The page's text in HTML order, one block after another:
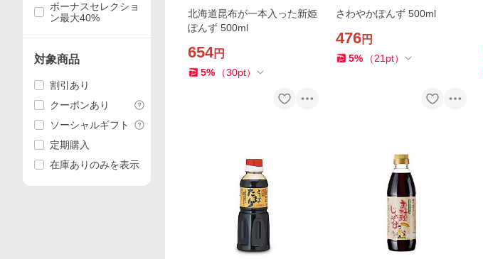
北海道昆布が一本入った新姫
ぽんず 500ml
654円
5% （30pt）
さわやかぽんず 500ml
476円
5% （21 pt）
ボーナスセレクショ
ン最大40%
対象商品
割引あり
クーポンあり
ソーシャルギフト
定期購入
在庫ありのみを表示